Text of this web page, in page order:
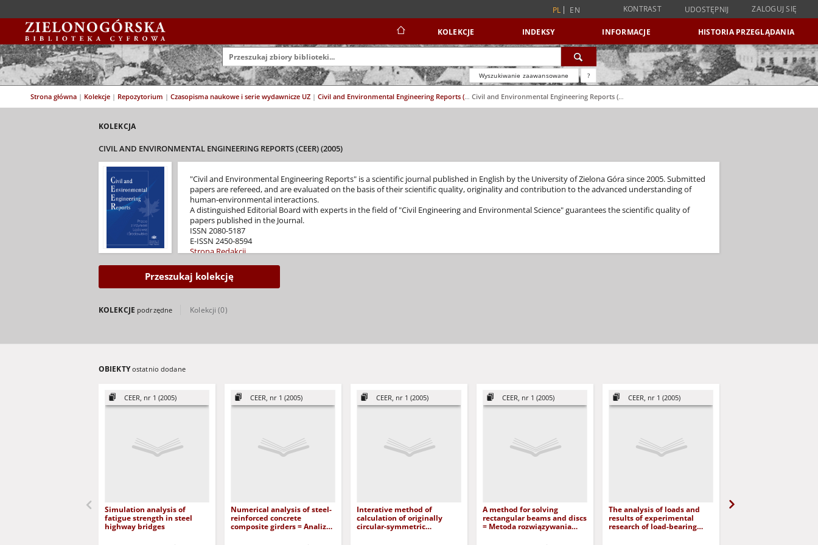
PL EN KONTRAST UDOSTĘPNIJ ZALOGUJ SIĘ
KOLEKCJE INDEKSY INFORMACJE HISTORIA PRZEGLĄDANIA
Wyszukiwanie zaawansowane ?
Strona główna | Kolekcje | Repozytorium | Czasopisma naukowe i serie wydawnicze UZ | Civil and Environmental Engineering Reports (CEER) | Civil and Environmental Engineering Reports (CEER) (2005)
KOLEKCJA
CIVIL AND ENVIRONMENTAL ENGINEERING REPORTS (CEER) (2005)
"Civil and Environmental Engineering Reports" is a scientific journal published in English by the University of Zielona Góra since 2005. Submitted
papers are refereed, and are evaluated on the basis of their scientific quality, originality and contribution to the advanced understanding of
human-environmental interactions.
A distinguished Editorial Board with experts in the field of "Civil Engineering and Environmental Science" guarantees the scientific quality of
papers published in the Journal.
ISSN 2080-5187
E-ISSN 2450-8594
Strona Redakcji
Przeszukaj kolekcję
KOLEKCJE podrzędne Kolekcji (0)
OBIEKTYostatnio dodane
CEER, nr 1 (2005)
Simulation analysis of
fatigue strength in steel
highway bridges
CEER, nr 1 (2005)
Numerical analysis of steel-
reinforced concrete
composite girders = Analiza
CEER, nr 1 (2005)
Interative method of
calculation of originally
circular-symmetric
CEER, nr 1 (2005)
A method for solving
rectangular beams and discs
= Metoda rozwiązywania
CEER, nr 1 (2005)
The analysis of loads and
results of experimental
research of load-bearing